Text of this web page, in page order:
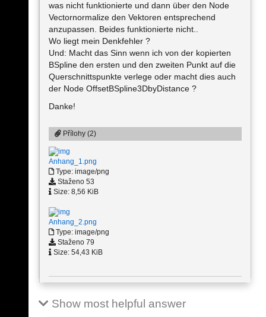
was nicht funktionierte und dann über den Node
Vectornormalize den Vektoren entsprechend
anzupassen. Beides funktionierte nicht..
Wo liegt mein Denkfehler ?
Und: Macht das Sinn wenn ich von der kopierten
BSpline den ersten und den zweiten Punkt auf die
Querschnittspunkte verlege oder macht dies auch
der Node OffsetBSpline3DbyDistance ?
Danke!
Přílohy (2)
Anhang_1.png
Type: image/png
Staženo 53
Size: 8,56 KiB
Anhang_2.png
Type: image/png
Staženo 79
Size: 54,43 KiB
Show most helpful answer